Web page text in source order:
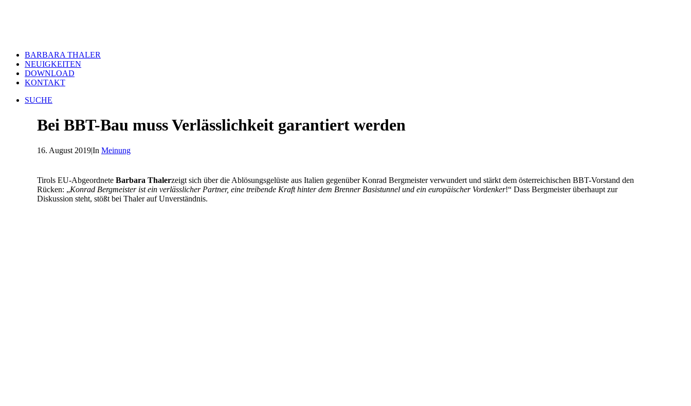
BARBARA THALER
NEUIGKEITEN
DOWNLOAD
KONTAKT
SUCHE
Bei BBT-Bau muss Verlässlichkeit garantiert werden
16. August 2019|In Meinung
Tirols EU-Abgeordnete Barbara Thalerzeigt sich über die Ablösungsgelüste aus Italien gegenüber Konrad Bergmeister verwundert und stärkt dem österreichischen BBT-Vorstand den
Rücken: „Konrad Bergmeister ist ein verlässlicher Partner, eine treibende Kraft hinter dem Brenner Basistunnel und ein europäischer Vordenker!“ Dass Bergmeister überhaupt zur
Diskussion steht, stößt bei Thaler auf Unverständnis.